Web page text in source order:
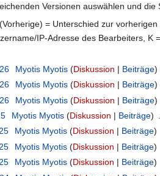
Versionen auswählen und die
= Unterschied zur vorherigen
IP-Adresse des Bearbeiters, K
Myotis Myotis (Diskussion | Beiträge)
Myotis Myotis (Diskussion | Beiträge)
Myotis Myotis (Diskussion | Beiträge)
Myotis Myotis (Diskussion | Beiträge)
Myotis Myotis (Diskussion | Beiträge)
Myotis Myotis (Diskussion | Beiträge)
Myotis Myotis (Diskussion | Beiträge)